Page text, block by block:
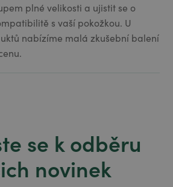
plné velikosti a ujistit se o
s vaší pokožkou. U
nabízíme malá zkušební balení
se k odběru
novinek